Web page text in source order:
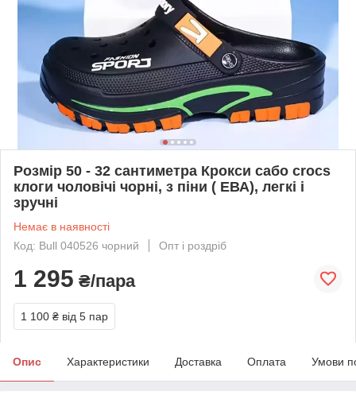
Розмір 50 - 32 сантиметра Крокси сабо crocs
клоги чоловічі чорні, з піни ( ЕВА), легкі і
зручні
Немає в наявності
Код: Bull 040526 чорний
Опт і роздріб
1 295 ₴/пара
1 100 ₴ від 5 пар
Опис Характеристики Доставка Оплата Умови